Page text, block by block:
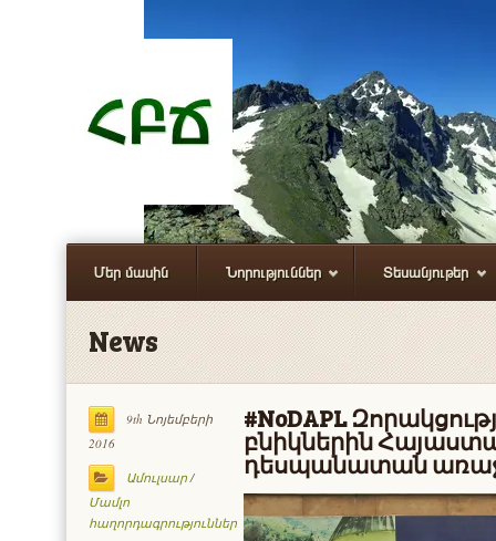
Մեր մասին Նորություններ Տեսանյութեր
News
9th Նոյեմբերի
2016
Ամուլսար/
Մամլո
հաղորդագրություններ
#NoDAPL
բնիկներին
դեսպանատան